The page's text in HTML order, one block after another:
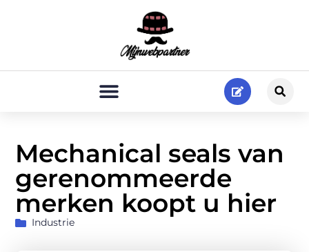
Mechanical seals van
gerenommeerde
merken koopt u hier
Industrie